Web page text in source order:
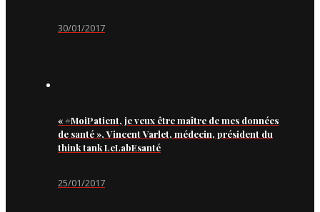
30/01/2017
« #MoiPatient, je veux être maître de mes données
de santé », Vincent Varlet, médecin, président du
think tank LeLabEsanté
25/01/2017